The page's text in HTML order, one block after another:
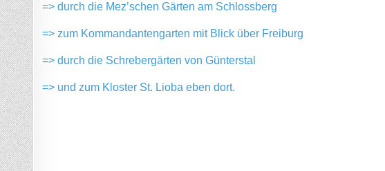
=> durch die Mez’schen Gärten am Schlossberg
=> zum Kommandantengarten mit Blick über Freiburg
=> durch die Schrebergärten von Günterstal
=> und zum Kloster St. Lioba eben dort.